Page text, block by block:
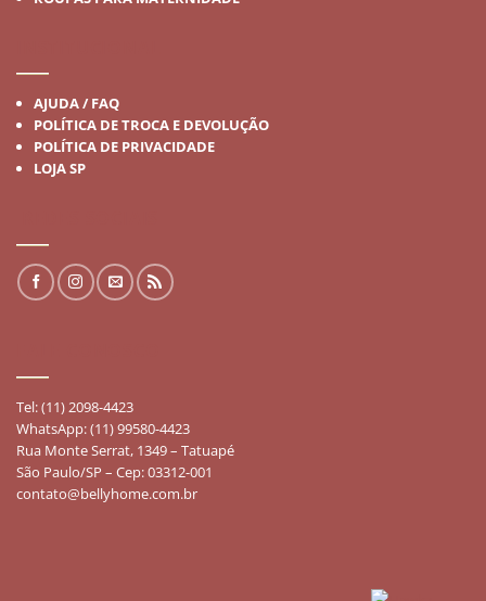
AJUDA / FAQ
POLÍTICA DE TROCA E DEVOLUÇÃO
POLÍTICA DE PRIVACIDADE
LOJA SP
Tel: (11) 2098-4423
WhatsApp: (11) 99580-4423
Rua Monte Serrat, 1349 – Tatuapé
São Paulo/SP – Cep: 03312-001
contato@bellyhome.com.br